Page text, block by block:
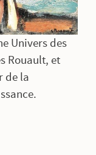
Univers des
Rouault, et
de la